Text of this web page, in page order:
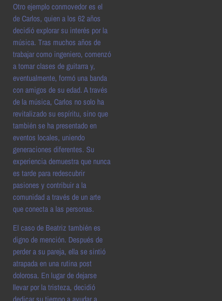
Otro ejemplo conmovedor es el
de Carlos, quien a los 62 años
decidió explorar su interés por la
música. Tras muchos años de
trabajar como ingeniero, comenzó
a tomar clases de guitarra y,
eventualmente, formó una banda
con amigos de su edad. A través
de la música, Carlos no solo ha
revitalizado su espíritu, sino que
también se ha presentado en
eventos locales, uniendo
generaciones diferentes. Su
experiencia demuestra que nunca
es tarde para redescubrir
pasiones y contribuir a la
comunidad a través de un arte
que conecta a las personas.
El caso de Beatriz también es
digno de mención. Después de
perder a su pareja, ella se sintió
atrapada en una rutina post
dolorosa. En lugar de dejarse
llevar por la tristeza, decidió